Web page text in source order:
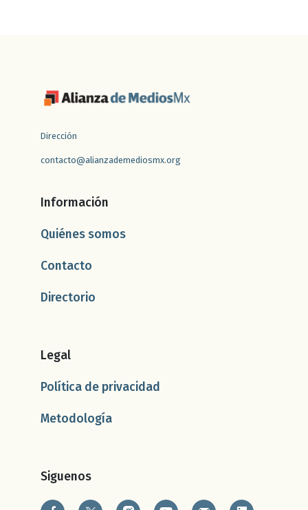
Dirección
contacto@alianzademediosmx.org
Información
Quiénes somos
Contacto
Directorio
Legal
Política de privacidad
Metodología
Siguenos